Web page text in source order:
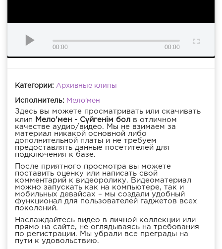
00:00 00:00
Категории: Архивные клипы
Исполнитель: Мело'мен
Здесь вы можете просматривать или скачивать
клип
Мело'мен - Сүйгенім бол в отличном
качестве аудио/видео. Мы не взимаем за
материал никакой основной либо
дополнительной платы и не требуем
предоставлять данные посетителей для
подключения к базе.
После приятного просмотра вы можете
поставить оценку или написать свой
комментарий к видеоролику. Видеоматериал
можно запускать как на компьютере, так и
мобильных девайсах – мы создали удобный
функционал для пользователей гаджетов всех
поколений.
Наслаждайтесь видео в личной коллекции или
прямо на сайте, не оглядываясь на требования
по регистрации. Мы убрали все преграды на
пути к удовольствию.